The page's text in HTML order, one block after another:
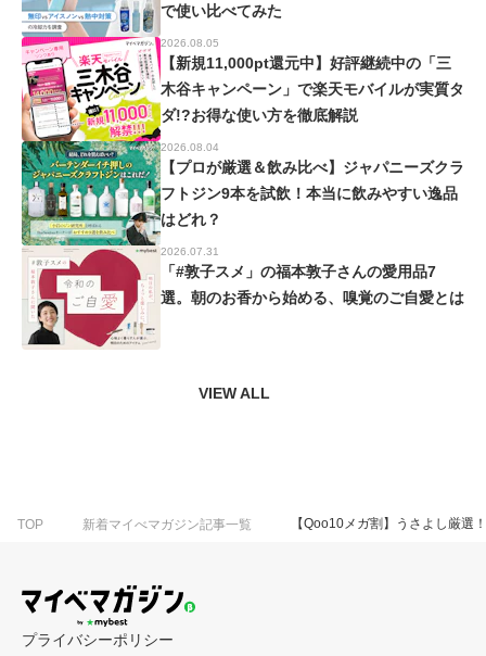
で使い比べてみた
2026.08.05
【新規11,000pt還元中】好評継続中の「三
木谷キャンペーン」で楽天モバイルが実質タ
ダ!?お得な使い方を徹底解説
2026.08.04
【プロが厳選＆飲み比べ】ジャパニーズクラ
フトジン9本を試飲！本当に飲みやすい逸品
はどれ？
2026.07.31
「#敦子スメ」の福本敦子さんの愛用品7
選。朝のお香から始める、嗅覚のご自愛とは
VIEW ALL
TOP 新着マイべマガジン記事一覧 【Qoo10メガ割】うさよし厳選
プライバシーポリシー